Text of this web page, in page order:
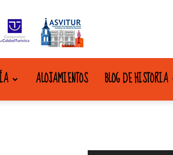
ALOJAMIENTOS BLOG DE HISTORIA